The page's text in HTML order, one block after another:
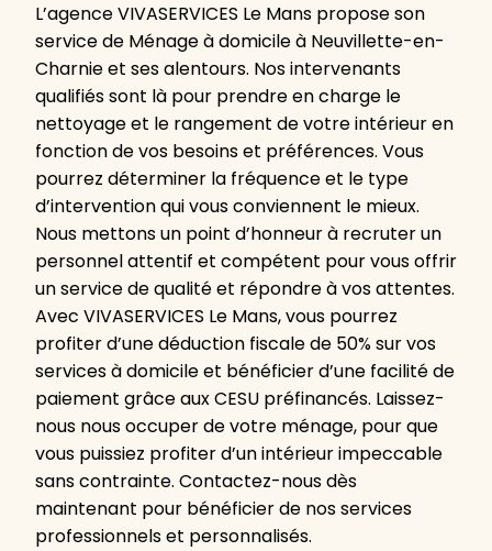
L’agence VIVASERVICES Le Mans propose son
service de Ménage à domicile à Neuvillette-en-
Charnie et ses alentours. Nos intervenants
qualifiés sont là pour prendre en charge le
nettoyage et le rangement de votre intérieur en
fonction de vos besoins et préférences. Vous
pourrez déterminer la fréquence et le type
d’intervention qui vous conviennent le mieux.
Nous mettons un point d’honneur à recruter un
personnel attentif et compétent pour vous offrir
un service de qualité et répondre à vos attentes.
Avec VIVASERVICES Le Mans, vous pourrez
profiter d’une déduction fiscale de 50% sur vos
services à domicile et bénéficier d’une facilité de
paiement grâce aux CESU préfinancés. Laissez-
nous nous occuper de votre ménage, pour que
vous puissiez profiter d’un intérieur impeccable
sans contrainte. Contactez-nous dès
maintenant pour bénéficier de nos services
professionnels et personnalisés.